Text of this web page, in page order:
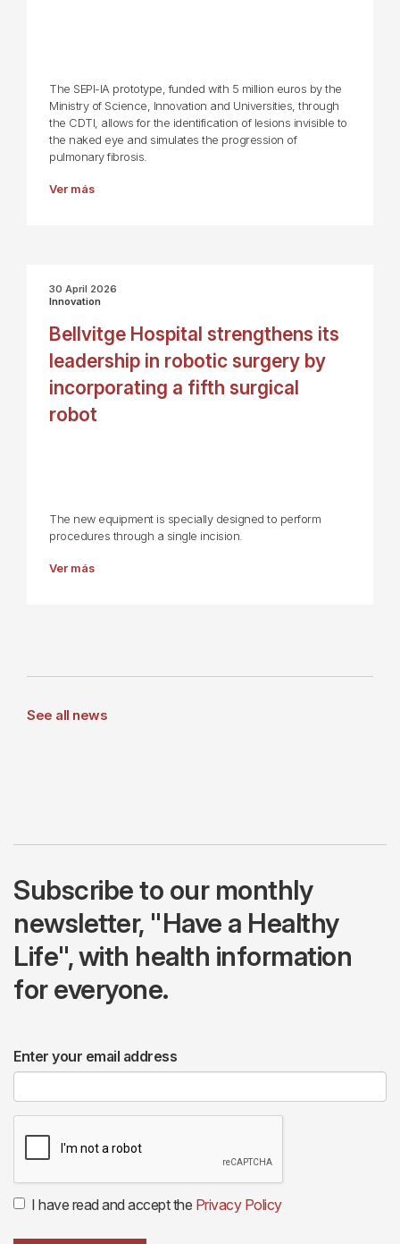
The SEPI-IA prototype, funded with 5 million euros by the
Ministry of Science, Innovation and Universities, through
the CDTI, allows for the identification of lesions invisible to
the naked eye and simulates the progression of
pulmonary fibrosis.
Ver más
30 April 2026
Innovation
Bellvitge Hospital strengthens its
leadership in robotic surgery by
incorporating a fifth surgical
robot
The new equipment is specially designed to perform
procedures through a single incision.
Ver más
See all news
Subscribe to our monthly
newsletter, "Have a Healthy
Life", with health information
for everyone.
Enter your email address
I have read and accept the Privacy Policy